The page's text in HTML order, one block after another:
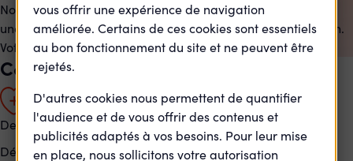
Notre mission : au-delà des remboursements, vous assurer
une santé durable et une protection financière au quotidien.
Votre protection commence ici
Complémentaire santé particuliers
Devis gratuit sans-engagement
Découvrir l’offreFaire un devis (ouvre
vous offrir une expérience de navigation
améliorée. Certains de ces cookies sont essentiels
au bon fonctionnement du site et ne peuvent être
rejetés.
D'autres cookies nous permettent de quantifier
l'audience et de vous offrir des contenus et
publicités adaptés à vos besoins. Pour leur mise
en place, nous sollicitons votre autorisation